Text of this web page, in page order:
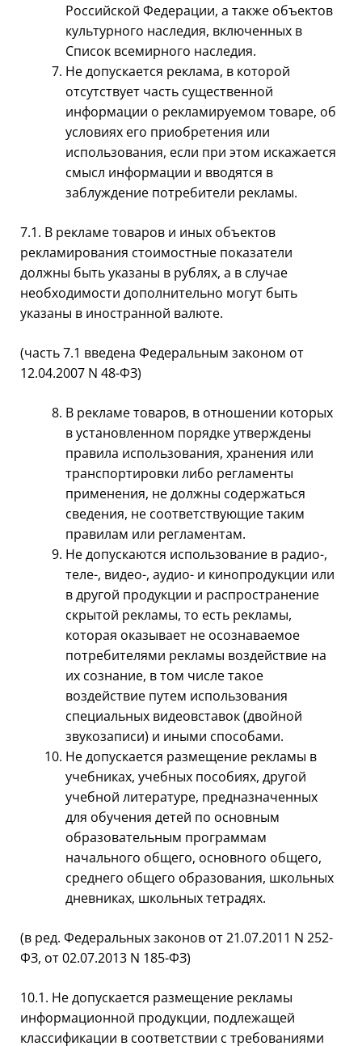
Российской Федерации, а также объектов
культурного наследия, включенных в
Список всемирного наследия.
Не допускается реклама, в которой
отсутствует часть существенной
информации о рекламируемом товаре, об
условиях его приобретения или
использования, если при этом искажается
смысл информации и вводятся в
заблуждение потребители рекламы.
7.1. В рекламе товаров и иных объектов
рекламирования стоимостные показатели
должны быть указаны в рублях, а в случае
необходимости дополнительно могут быть
указаны в иностранной валюте.
(часть 7.1 введена Федеральным законом от
12.04.2007 N 48-ФЗ)
В рекламе товаров, в отношении которых
в установленном порядке утверждены
правила использования, хранения или
транспортировки либо регламенты
применения, не должны содержаться
сведения, не соответствующие таким
правилам или регламентам.
Не допускаются использование в радио-,
теле-, видео-, аудио- и кинопродукции или
в другой продукции и распространение
скрытой рекламы, то есть рекламы,
которая оказывает не осознаваемое
потребителями рекламы воздействие на
их сознание, в том числе такое
воздействие путем использования
специальных видеовставок (двойной
звукозаписи) и иными способами.
Не допускается размещение рекламы в
учебниках, учебных пособиях, другой
учебной литературе, предназначенных
для обучения детей по основным
образовательным программам
начального общего, основного общего,
среднего общего образования, школьных
дневниках, школьных тетрадях.
(в ред. Федеральных законов от 21.07.2011 N 252-
ФЗ, от 02.07.2013 N 185-ФЗ)
10.1. Не допускается размещение рекламы
информационной продукции, подлежащей
классификации в соответствии с требованиями